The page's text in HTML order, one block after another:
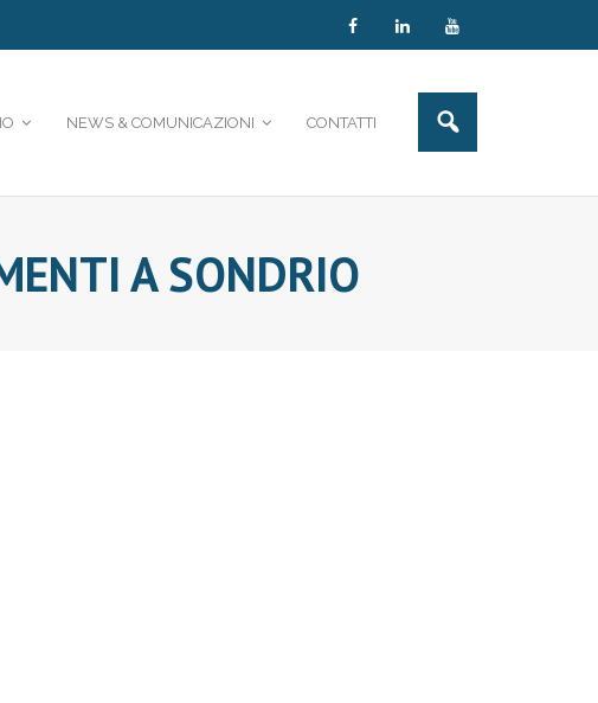
NEWS & COMUNICAZIONI CONTATTI
A SONDRIO